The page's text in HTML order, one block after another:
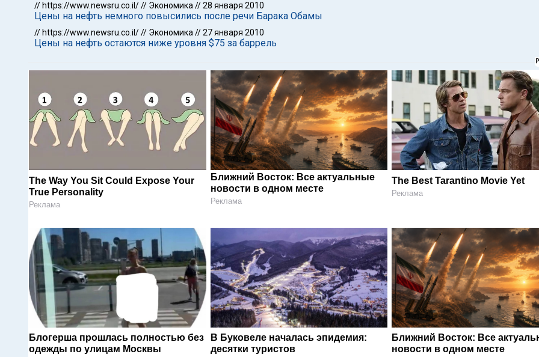
// https://www.newsru.co.il/// Экономика //28 января 2010
Цены на нефть немного повысились после речи Барака Обамы
// https://www.newsru.co.il/// Экономика //27 января 2010
Цены на нефть остаются ниже уровня $75 за баррель
The Way You Sit Could Expose Your
True Personality
Реклама
Ближний Восток: Все актуальные
новости в одном месте
Реклама
The Best Tarantino Movie Yet
Реклама
Блогерша прошлась полностью без
одежды по улицам Москвы
В Буковеле началась эпидемия:
десятки туристов
Ближний Восток: Все
новости в одном месте